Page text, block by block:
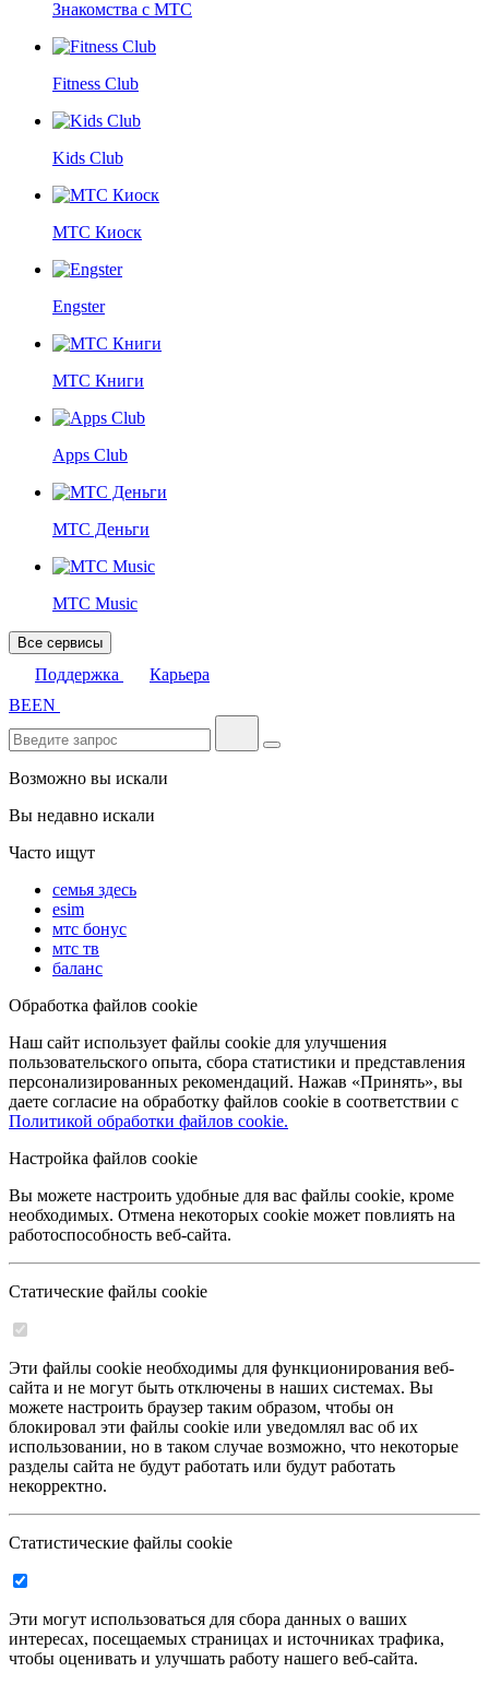
Знакомства с МТС
Fitness Club
Kids Club
МТС Киоск
Engster
МТС Книги
Apps Club
МТС Деньги
МТС Music
Все сервисы
Поддержка
Карьера
BEEN
Возможно вы искали
Вы недавно искали
Часто ищут
семья здесь
esim
мтс бонус
мтс тв
баланс
Обработка файлов cookie
Наш сайт использует файлы cookie для улучшения
пользовательского опыта, сбора статистики и представления
персонализированных рекомендаций. Нажав «Принять», вы
даете согласие на обработку файлов cookie в соответствии с
Политикой обработки файлов cookie.
Настройка файлов cookie
Вы можете настроить удобные для вас файлы cookie, кроме
необходимых. Отмена некоторых cookie может повлиять на
работоспособность веб-сайта.
Статические файлы cookie
Эти файлы cookie необходимы для функционирования веб-
сайта и не могут быть отключены в наших системах. Вы
можете настроить браузер таким образом, чтобы он
блокировал эти файлы cookie или уведомлял вас об их
использовании, но в таком случае возможно, что некоторые
разделы сайта не будут работать или будут работать
некорректно.
Статистические файлы cookie
Эти могут использоваться для сбора данных о ваших
интересах, посещаемых страницах и источниках трафика,
чтобы оценивать и улучшать работу нашего веб-сайта.